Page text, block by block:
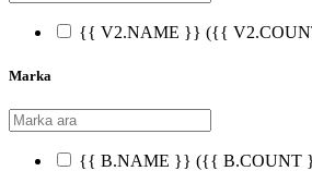
{{ V2.NAME }} ({{
Marka
{{ B.NAME }} ({{ B.COUNT